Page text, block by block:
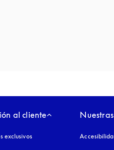
en una pestaña nueva
al cliente
exclusivos